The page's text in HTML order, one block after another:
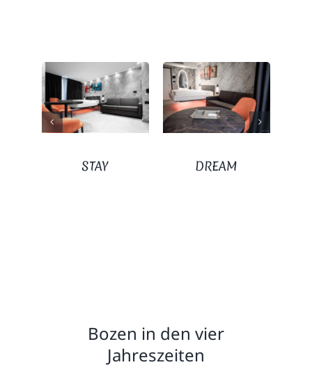
STAY DREAM
Bozen in den vier
Jahreszeiten